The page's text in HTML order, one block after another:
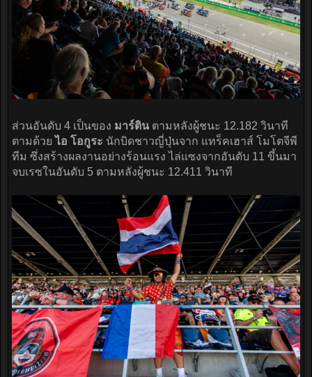
ส่วนอันดับ 4 เป็นของ มาร์ติน ตามหลังผู้ชนะ 12.182 วินาที
ตามด้วยไอ โอกูระ นักบิดชาวญี่ปุ่นจาก แทร็คเฮาส์ โมโตจีพี
ทีม ซึ่งสร้างผลงานอย่างร้อนแรง ไล่แซงจากอันดับ 11 ขึ้นมา
จบเรซในอันดับ 5 ตามหลังผู้ชนะ 12.411 วินาที